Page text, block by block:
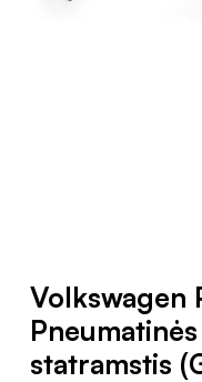
Volkswagen
statramstis